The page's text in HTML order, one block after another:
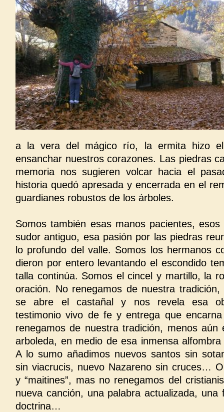
a la vera del mágico río, la ermita hizo
ensanchar nuestros corazones. Las piedras
memoria nos sugieren volcar hacia el
historia quedó apresada y encerrada en el
guardianes robustos de los árboles.
Somos también esas manos pacientes,
sudor antiguo, esa pasión por las piedras
lo profundo del valle. Somos los hermanos
dieron por entero levantando el escondido
talla continúa. Somos el cincel y martillo, la
oración. No renegamos de nuestra
se abre el castañal y nos revela esa
testimonio vivo de fe y entrega que
renegamos de nuestra tradición, menos
arboleda, en medio de esa inmensa
A lo sumo añadimos nuevos santos sin
sin viacrucis, nuevo Nazareno sin cruces…
y “maitines”, mas no renegamos del
nueva canción, una palabra actualizada, una
doctrina…